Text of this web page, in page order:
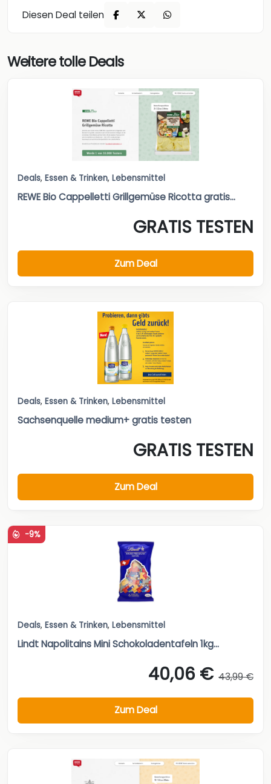
Diesen Deal teilen
Weitere tolle Deals
Deals, Essen & Trinken, Lebensmittel
REWE Bio Cappelletti Grillgemüse Ricotta gratis...
GRATIS TESTEN
Zum Deal
Deals, Essen & Trinken, Lebensmittel
Sachsenquelle medium+ gratis testen
GRATIS TESTEN
Zum Deal
-9%
Deals, Essen & Trinken, Lebensmittel
Lindt Napolitains Mini Schokoladentafeln 1kg...
40,06 € 43,99 €
Zum Deal